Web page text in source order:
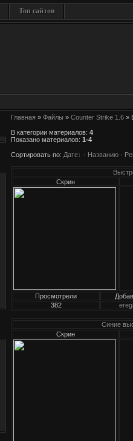
Топ сайтов
Главная » Файлы » Counter Strike 1.6 »
В категории материалов: 4
Показано материалов: 1-4
Сортировать по: Дате · Названию ·
Скрин
Просмотрели
382
Синие
Скрин